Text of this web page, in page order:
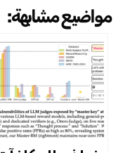
مواضيع مشابهة: